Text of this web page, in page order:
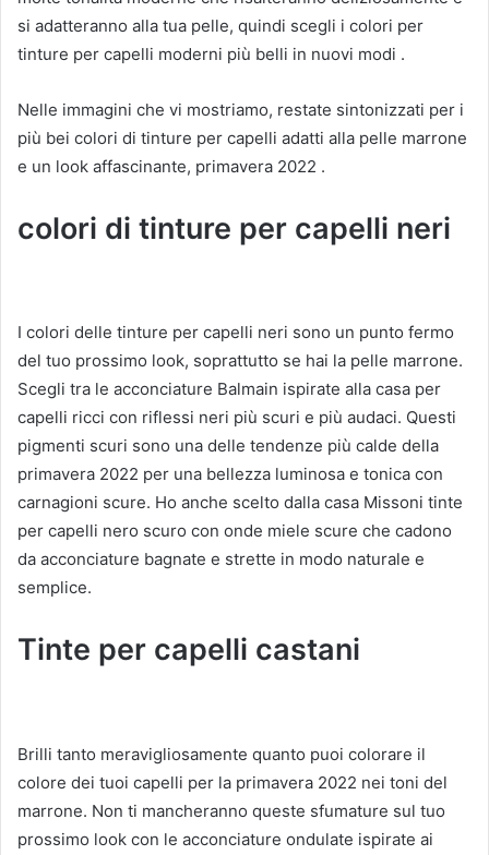
si adatteranno alla tua pelle, quindi scegli i colori per
tinture per capelli moderni più belli in nuovi modi .
Nelle immagini che vi mostriamo, restate sintonizzati per i
più bei colori di tinture per capelli adatti alla pelle marrone
e un look affascinante, primavera 2022 .
colori di tinture per capelli neri
I colori delle tinture per capelli neri sono un punto fermo
del tuo prossimo look, soprattutto se hai la pelle marrone.
Scegli tra le acconciature Balmain ispirate alla casa per
capelli ricci con riflessi neri più scuri e più audaci. Questi
pigmenti scuri sono una delle tendenze più calde della
primavera 2022 per una bellezza luminosa e tonica con
carnagioni scure. Ho anche scelto dalla casa Missoni tinte
per capelli nero scuro con onde miele scure che cadono
da acconciature bagnate e strette in modo naturale e
semplice.
Tinte per capelli castani
Brilli tanto meravigliosamente quanto puoi colorare il
colore dei tuoi capelli per la primavera 2022 nei toni del
marrone. Non ti mancheranno queste sfumature sul tuo
prossimo look con le acconciature ondulate ispirate ai